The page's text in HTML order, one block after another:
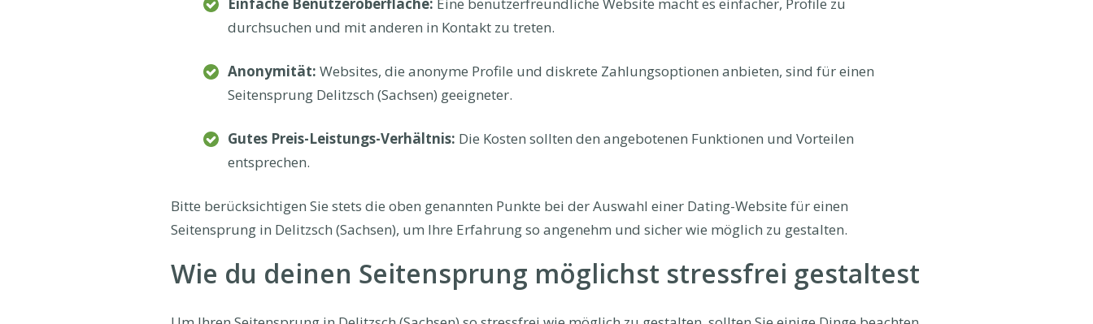
durchsuchen und mit anderen in Kontakt zu treten.
Anonymität: Websites, die anonyme Profile und diskrete Zahlungsoptionen anbieten, sind für einen
Seitensprung Delitzsch (Sachsen) geeigneter.
Gutes Preis-Leistungs-Verhältnis: Die Kosten sollten den angebotenen Funktionen und Vorteilen
entsprechen.
Bitte berücksichtigen Sie stets die oben genannten Punkte bei der Auswahl einer Dating-Website für einen
Seitensprung in Delitzsch (Sachsen), um Ihre Erfahrung so angenehm und sicher wie möglich zu gestalten.
Wie du deinen Seitensprung möglichst stressfrei gestaltest